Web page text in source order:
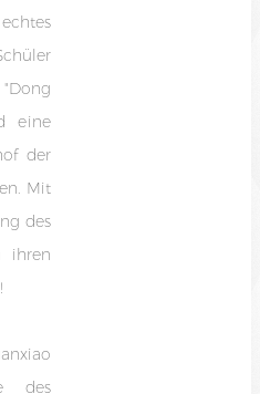
eine
der
Mit
des
ihren
des